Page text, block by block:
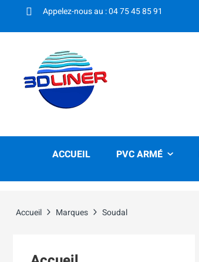
Appelez-nous au : 04 75 45 85 91
ACCUEIL PVC ARMÉ
Accueil Marques Soudal